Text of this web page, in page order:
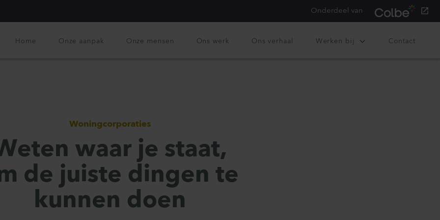
Onderdeel van
Home Onze aanpak Onze mensen Ons werk Ons verhaal Werken bij Contact
Woningcorporaties
waar je staat,
de juiste dingen te
kunnen doen